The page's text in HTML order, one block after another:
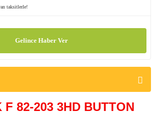
taksitlerle!
Gelince Haber Ver
F 82-203 3HD BUTTON